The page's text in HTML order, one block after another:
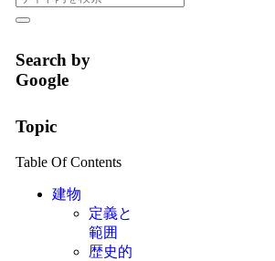
Search by
Google
Topic
Table Of Contents
建物
定義と
範囲
歴史的